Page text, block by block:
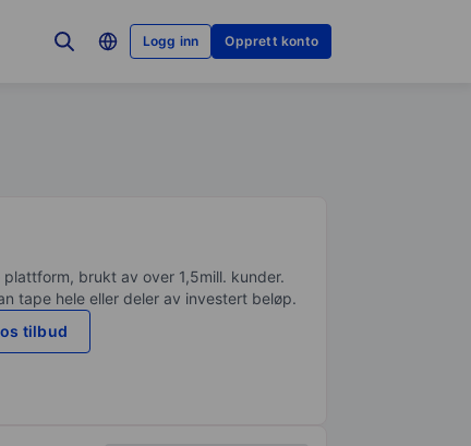
Logg inn Opprett konto
brukt av over 1,5mill. kunder.
tape hele eller deler av investert beløp.
tilbud